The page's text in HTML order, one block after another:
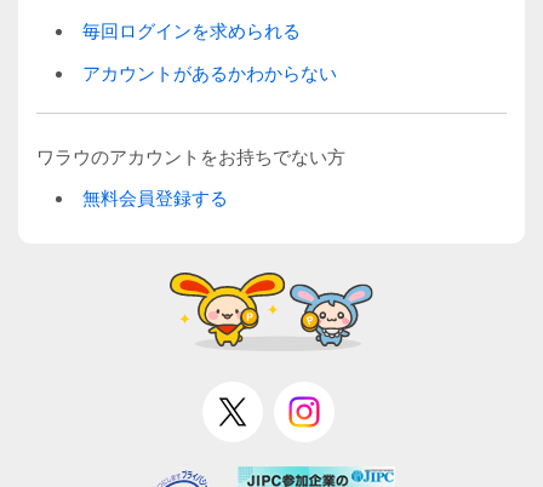
毎回ログインを求められる
アカウントがあるかわからない
ワラウのアカウントをお持ちでない方
無料会員登録する